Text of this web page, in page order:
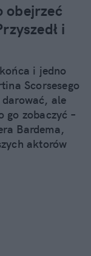
obejrzeć
i
i jedno
Scorsesego
ale
go zobaczyć –
Bardema,
aktorów